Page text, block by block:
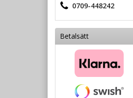
0709-448242
Betalsätt